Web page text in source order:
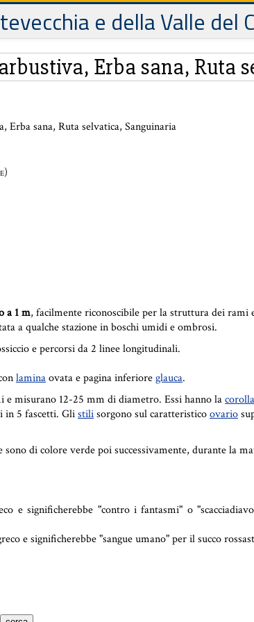
e della Valle del
Erba sana, Ruta
Erba sana, Ruta selvatica, Sanguinaria
)
a 1 m, facilmente riconoscibile per la struttura dei
a qualche stazione in boschi umidi e ombrosi.
e percorsi da 2 linee longitudinali.
laminaovata e pagina inferioreglauca.
misurano 12-25 mm di diametro. Essi hanno lacorolla
in 5 fascetti. Glistilisorgono sul caratteristicoovario
di colore verde poi successivamente, durante la
e significherebbe "contro i fantasmi" o
e significherebbe "sangue umano" per il succo